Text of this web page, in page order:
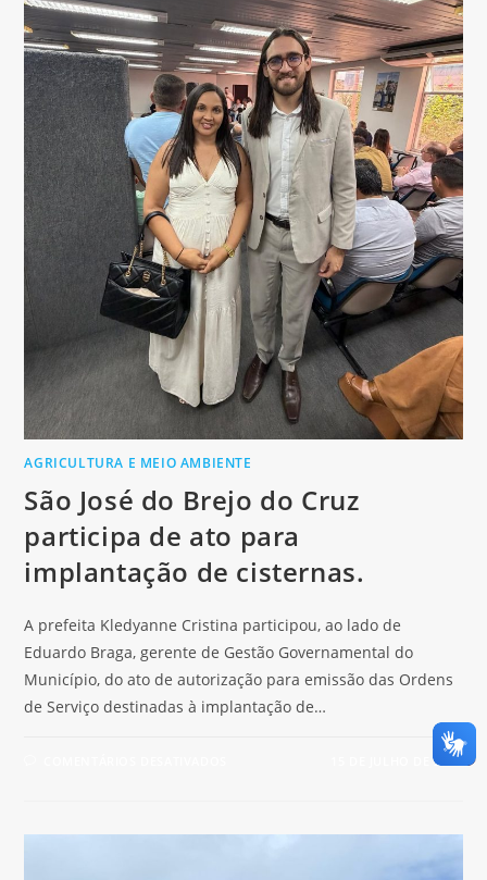
AGRICULTURA E MEIO AMBIENTE
São José do Brejo do Cruz
participa de ato para
implantação de cisternas.
A prefeita Kledyanne Cristina participou, ao lado de
Eduardo Braga, gerente de Gestão Governamental do
Município, do ato de autorização para emissão das Ordens
de Serviço destinadas à implantação de…
15 DE JULHO DE 2026